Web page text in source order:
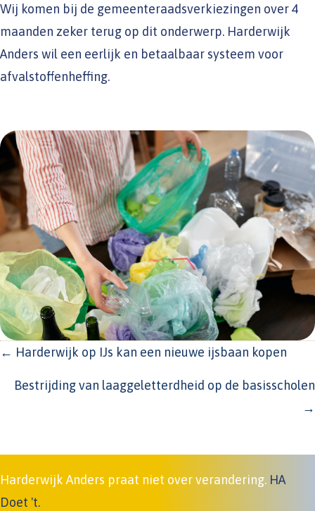
Wij komen bij de gemeenteraadsverkiezingen over 4
maanden zeker terug op dit onderwerp. Harderwijk
Anders wil een eerlijk en betaalbaar systeem voor
afvalstoffenheffing.
POSTS
NAVIGATION
← Harderwijk op IJs kan een nieuwe ijsbaan kopen
Bestrijding van laaggeletterdheid op de basisscholen
→
Harderwijk Anders praat niet over verandering. HA
Doet 't.